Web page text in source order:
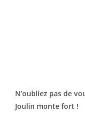
N’oubliez pas de
Joulin monte fort !